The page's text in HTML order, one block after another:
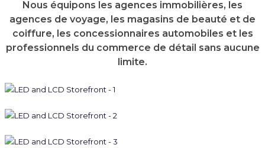
Nous équipons les agences immobilières, les
agences de voyage, les magasins de beauté et de
coiffure, les concessionnaires automobiles et les
professionnels du commerce de détail sans aucune
limite.